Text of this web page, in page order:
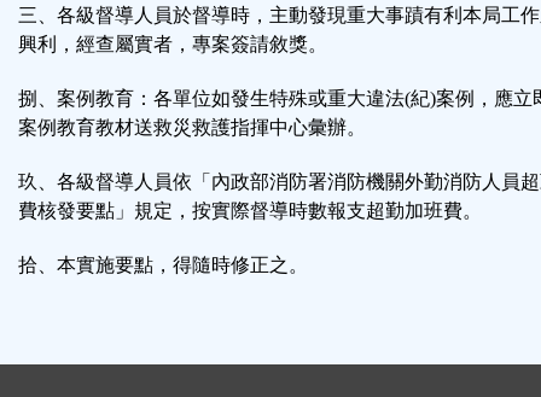
三、各級督導人員於督導時，主動發現重大事蹟有利本局工
興利，經查屬實者，專案簽請敘獎。
捌、案例教育：各單位如發生特殊或重大違法(紀)案例，應立
案例教育教材送救災救護指揮中心彙辦。
玖、各級督導人員依「內政部消防署消防機關外勤消防人員
費核發要點」規定，按實際督導時數報支超勤加班費。
拾、本實施要點，得隨時修正之。